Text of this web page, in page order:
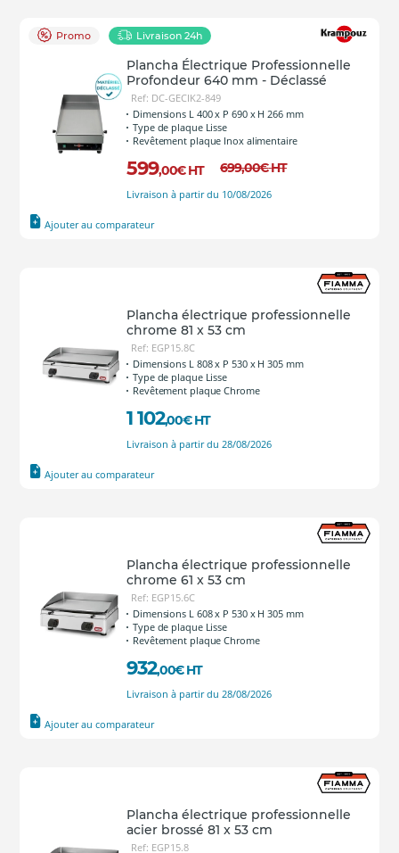
Promo Livraison 24h
Plancha Électrique Professionnelle
Profondeur 640 mm - Déclassé
Ref: DC-GECIK2-849
Dimensions L 400 x P 690 x H 266 mm
Type de plaque Lisse
Revêtement plaque Inox alimentaire
599,00€ HT 699,00€HT
Livraison à partir du 10/08/2026
Ajouter au comparateur
Plancha électrique professionnelle
chrome 81 x 53 cm
Ref: EGP15.8C
Dimensions L 808 x P 530 x H 305 mm
Type de plaque Lisse
Revêtement plaque Chrome
1 102,00€ HT
Livraison à partir du 28/08/2026
Ajouter au comparateur
Plancha électrique professionnelle
chrome 61 x 53 cm
Ref: EGP15.6C
Dimensions L 608 x P 530 x H 305 mm
Type de plaque Lisse
Revêtement plaque Chrome
932,00€ HT
Livraison à partir du 28/08/2026
Ajouter au comparateur
Plancha électrique professionnelle
acier brossé 81 x 53 cm
Ref: EGP15.8